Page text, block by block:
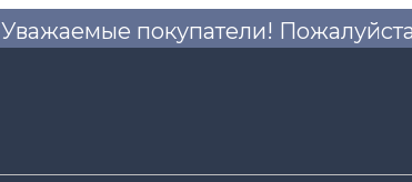
Уважаемые покупатели!